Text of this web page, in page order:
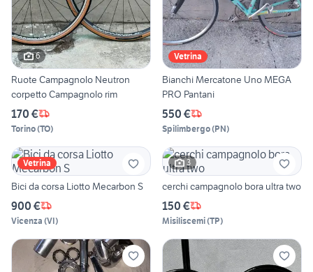
6
Ruote Campagnolo Neutron
corpetto Campagnolo rim
170 €
Torino(TO)
Vetrina
Bianchi Mercatone Uno MEGA
PRO Pantani
550 €
Spilimbergo(PN)
Vetrina
Bici da corsa Liotto Mecarbon S
900 €
Vicenza (VI)
3
cerchi campagnolo bora ultra two
150 €
Misiliscemi(TP)